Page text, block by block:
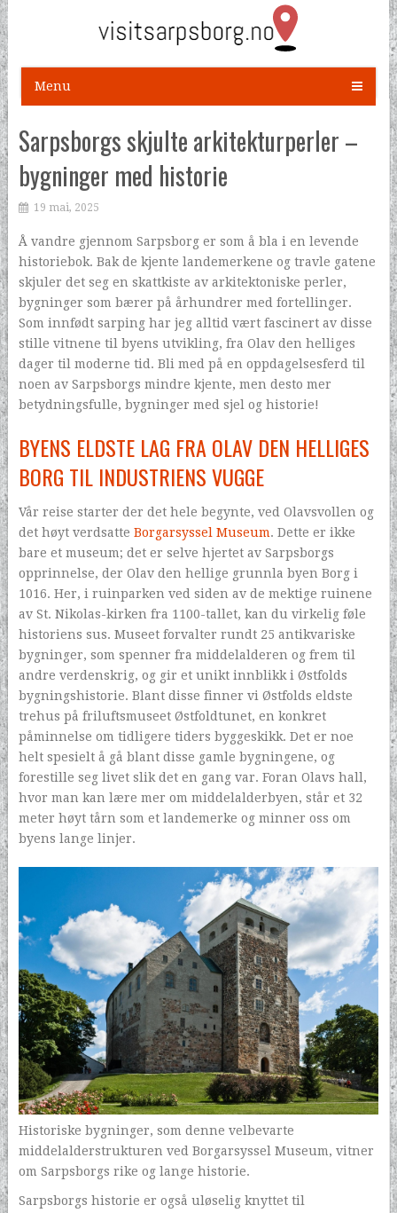
Menu
Sarpsborgs skjulte arkitekturperler –
bygninger med historie
19 mai, 2025
Å vandre gjennom Sarpsborg er som å bla i en levende
historiebok. Bak de kjente landemerkene og travle gatene
skjuler det seg en skattkiste av arkitektoniske perler,
bygninger som bærer på århundrer med fortellinger.
Som innfødt sarping har jeg alltid vært fascinert av disse
stille vitnene til byens utvikling, fra Olav den helliges
dager til moderne tid. Bli med på en oppdagelsesferd til
noen av Sarpsborgs mindre kjente, men desto mer
betydningsfulle, bygninger med sjel og historie!
BYENS ELDSTE LAG FRA OLAV DEN HELLIGES
BORG TIL INDUSTRIENS VUGGE
Vår reise starter der det hele begynte, ved Olavsvollen og
det høyt verdsatte Borgarsyssel Museum. Dette er ikke
bare et museum; det er selve hjertet av Sarpsborgs
opprinnelse, der Olav den hellige grunnla byen Borg i
1016. Her, i ruinparken ved siden av de mektige ruinene
av St. Nikolas-kirken fra 1100-tallet, kan du virkelig føle
historiens sus. Museet forvalter rundt 25 antikvariske
bygninger, som spenner fra middelalderen og frem til
andre verdenskrig, og gir et unikt innblikk i Østfolds
bygningshistorie. Blant disse finner vi Østfolds eldste
trehus på friluftsmuseet Østfoldtunet, en konkret
påminnelse om tidligere tiders byggeskikk. Det er noe
helt spesielt å gå blant disse gamle bygningene, og
forestille seg livet slik det en gang var. Foran Olavs hall,
hvor man kan lære mer om middelalderbyen, står et 32
meter høyt tårn som et landemerke og minner oss om
byens lange linjer.
Historiske bygninger, som denne velbevarte
middelalderstrukturen ved Borgarsyssel Museum, vitner
om Sarpsborgs rike og lange historie.
Sarpsborgs historie er også uløselig knyttet til